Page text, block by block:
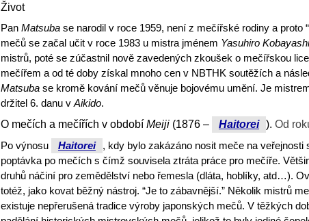
Život
Pan Matsuba se narodil v roce 1959, není z mečířské rodiny a proto
mečů se začal učit v roce 1983 u mistra jménem Yasuhiro Kobayashi
mistrů, poté se zúčastnil nově zavedených zkoušek o mečířskou
mečířem a od té doby získal mnoho cen v NBTHK soutěžích a
Matsuba se kromě kování mečů věnuje bojovému umění. Je
držitel 6. danu v Aikido.
O mečích a mečířích v období Meiji (1876 – Haitorei ). Od
Po výnosu Haitorei
, kdy bylo zakázáno nosit meče na
poptávka po mečích s čímž souvisela ztráta práce pro mečíře.
druhů náčiní pro zemědělství nebo řemesla (dláta, hoblíky, atd…).
totéž, jako kovat běžný nástroj. “Je to zábavnější.” Několik mistrů
existuje nepřerušená tradice výroby japonských mečů. V těžkých